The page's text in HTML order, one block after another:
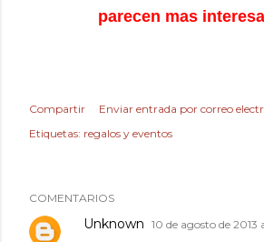
parecen mas
Compartir
Enviar entrada por correo
Etiquetas: regalos y eventos
COMENTARIOS
Unknown 10 de agosto de 2013